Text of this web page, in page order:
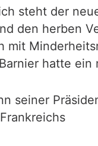
steht der
den herben
mit
hatte
seiner